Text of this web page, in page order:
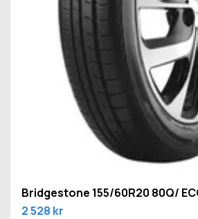
Bridgestone 155/60R20 80Q/
2 528 kr